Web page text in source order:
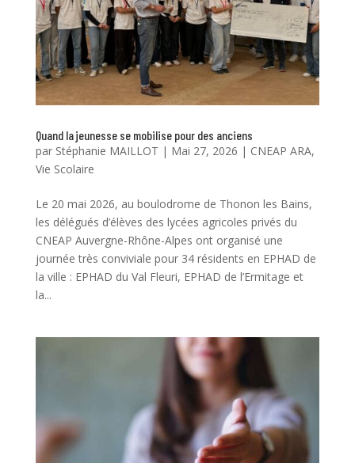
Quand la jeunesse se mobilise pour des anciens
par Stéphanie MAILLOT | Mai 27, 2026 | CNEAP ARA,
Vie Scolaire
Le 20 mai 2026, au boulodrome de Thonon les Bains,
les délégués d’élèves des lycées agricoles privés du
CNEAP Auvergne-Rhône-Alpes ont organisé une
journée très conviviale pour 34 résidents en EPHAD de
la ville : EPHAD du Val Fleuri, EPHAD de l’Ermitage et
la...